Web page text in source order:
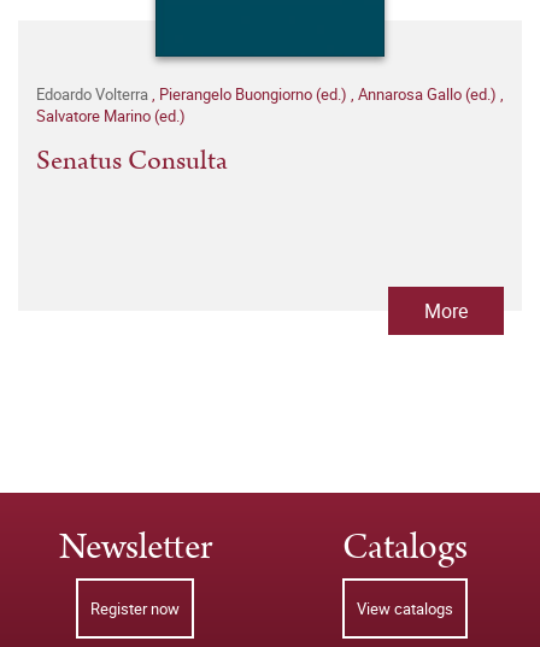
Edoardo Volterra, Pierangelo Buongiorno (ed.) , Annarosa Gallo (ed.) ,
Salvatore Marino (ed.)
Senatus Consulta
More
Newsletter
Register now
Catalogs
View catalogs